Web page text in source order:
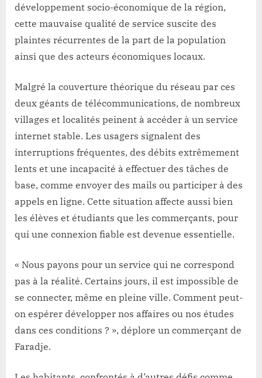
tête
sans
précédents
développement socio-économique de la région,
cette mauvaise qualité de service suscite des
plaintes récurrentes de la part de la population
ainsi que des acteurs économiques locaux.
Malgré la couverture théorique du réseau par ces
deux géants de télécommunications, de nombreux
villages et localités peinent à accéder à un service
internet stable. Les usagers signalent des
interruptions fréquentes, des débits extrêmement
lents et une incapacité à effectuer des tâches de
base, comme envoyer des mails ou participer à des
appels en ligne. Cette situation affecte aussi bien
les élèves et étudiants que les commerçants, pour
qui une connexion fiable est devenue essentielle.
« Nous payons pour un service qui ne correspond
pas à la réalité. Certains jours, il est impossible de
se connecter, même en pleine ville. Comment peut-
on espérer développer nos affaires ou nos études
dans ces conditions ? », déplore un commerçant de
Faradje.